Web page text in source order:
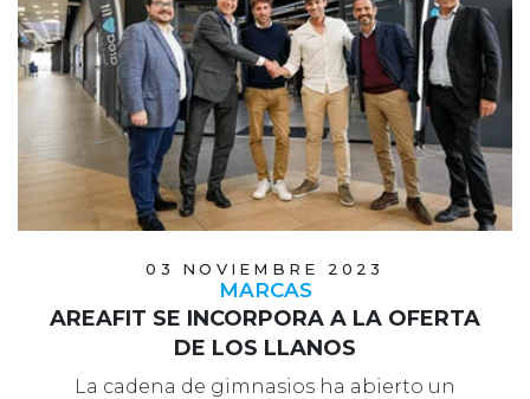
03 NOVIEMBRE 2023
MARCAS
AREAFIT SE INCORPORA A LA OFERTA
DE LOS LLANOS
La cadena de gimnasios ha abierto un